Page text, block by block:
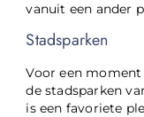
vanuit een ander
Stadsparken
Voor een
de stadsparken
is een favoriete